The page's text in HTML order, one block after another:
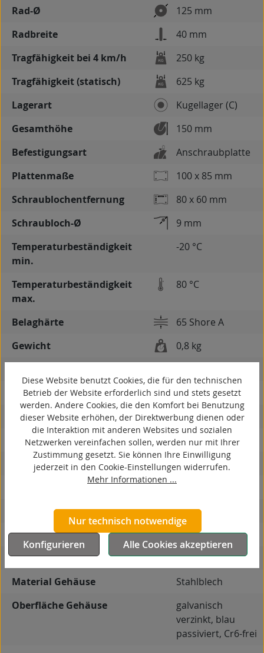
Rad-Ø
125 mm
Radbreite
40 mm
Tragfähigkeit bei 4 km/h
250 kg
Tragfähigkeit (statisch)
625 kg
Lagerart
Kugellager (C)
Gesamthöhe
150 mm
Befestigungsart
Anschraubplatte
Plattenmaße
100 x 85 mm
Schraublochentfernung
80 x 60 mm
Schraubloch-Ø
9 mm
Temperaturbeständigkeit
min.
-20 °C
Temperaturbeständigkeit
max.
80 °C
Belaghärte
65 Shore A
Gewicht
0,8 kg
kontaktverfärbungsfrei
antistatisch
ESD
elektrisch leitfähig
korrosionsbeständig
hitzebeständig
autoklaventauglich
Produkttyp
Bockrolle
Material Gehäuse
Stahlblech
Oberfläche Gehäuse
galvanisch
verzinkt, blau
passiviert, Cr6-frei
Diese Website benutzt Cookies, die für den technischen
Betrieb der Website erforderlich sind und stets gesetzt
werden. Andere Cookies, die den Komfort bei Benutzung
dieser Website erhöhen, der Direktwerbung dienen oder
die Interaktion mit anderen Websites und sozialen
Netzwerken vereinfachen sollen, werden nur mit Ihrer
Zustimmung gesetzt. Sie können Ihre Einwilligung
jederzeit in den Cookie-Einstellungen widerrufen.
Mehr Informationen ...
Nur technisch notwendige
Konfigurieren
Alle Cookies akzeptieren